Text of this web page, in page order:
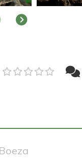
AnteriorSiguiente